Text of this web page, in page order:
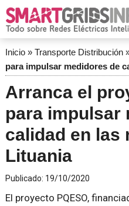
Inicio» Transporte Distribución
para impulsar medidores de
Arranca el
para impulsar
calidad en las
Lituania
Publicado: 19/10/2020
El proyecto PQESO,